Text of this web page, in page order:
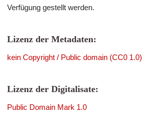
Verfügung gestellt werden.
Lizenz der Metadaten:
kein Copyright / Public domain (CC0 1.0)
Lizenz der Digitalisate:
Public Domain Mark 1.0